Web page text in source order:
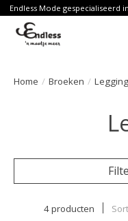
Endless Mode gespecialiseerd
Home / Broeken /
4 producten